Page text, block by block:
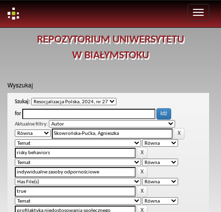
REPOZYTORIUM UNIWERSYTETU
W BIAŁYMSTOKU
Wyszukaj
Szukaj:
for
Aktualne filtry: